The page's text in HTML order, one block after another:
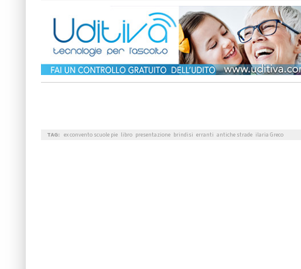
TAG: ex convento scuole pie libro presentazione brindisi erranti antiche strade ilaria Greco